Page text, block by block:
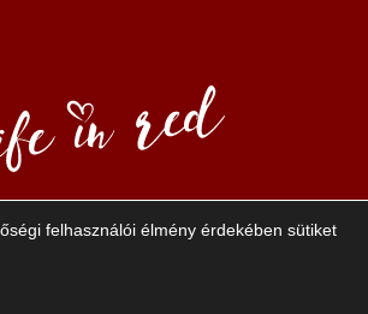
egy életérzés, ami a pozitív szexualitást
foglalja magába. A piros a bátorság,
felhasználói élmény érdekében sütiket